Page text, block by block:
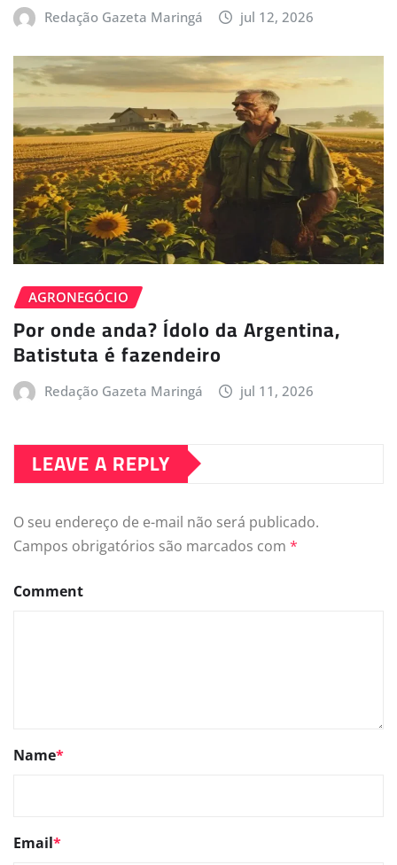
Redação Gazeta Maringá jul 12, 2026
AGRONEGÓCIO
Por onde anda? Ídolo da Argentina,
Batistuta é fazendeiro
Redação Gazeta Maringá jul 11, 2026
LEAVE A REPLY
O seu endereço de e-mail não será publicado.
Campos obrigatórios são marcados com *
Comment
Name*
Email*